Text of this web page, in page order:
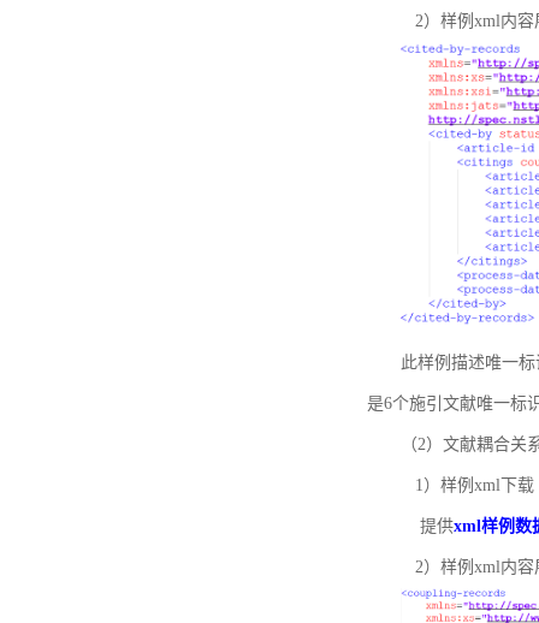
2）样例xml内容
此样例描述唯一标
是6个施引文献唯一标
（2）文献耦合关
1）样例xml下载
提供xml样例数
2）样例xml内容